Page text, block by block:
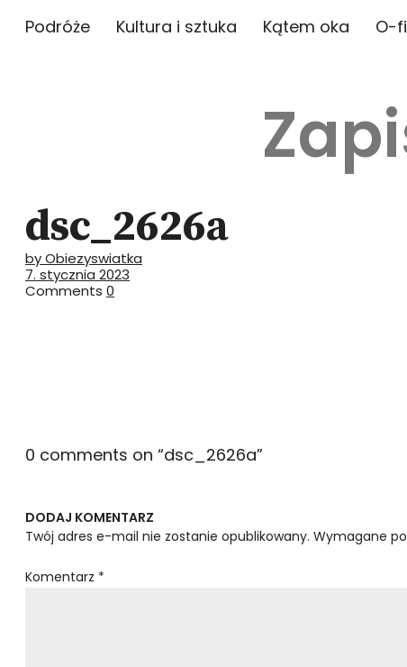
Podróże Kultura i sztuka Kątem oka O-
dsc_2626a
by Obiezyswiatka
7. stycznia 2023
Comments 0
0 comments on “dsc_2626a”
DODAJ KOMENTARZ
Twój adres e-mail nie zostanie opublikowany. Wymagane
Komentarz *